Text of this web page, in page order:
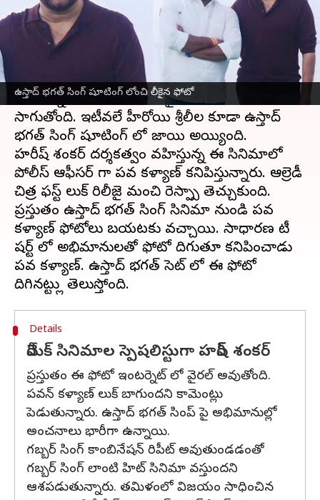
ఉస్తాద్ భగత్ సింగ్ షూటింగ్ లోంచి లీకైన ఫోటో
వ్రాసిన వారు Sriram Pranateja Apr 13, 2023
పవన్ కళ్యాణ్ప్రస్తుతం ఉస్తాద్ భగత్ సింగ్ షూటింగ్
లో ఉన్నారు. తాజాగా మొదలైన షూటింగ్, శరవేగంగా
సాగుతోంది. ఇటీవలే హీరోయిన్ శ్రీలీల కూడా ఉస్తాద్
భగత్ సింగ్ షూటింగ్ లో జాయిన్ అయ్యింది.
హరీష్ శంకర్ దర్శకత్వం వహిస్తున్న ఈ సినిమాలో
పోలీస్ ఆఫీసర్ గా పవన్ కళ్యాణ్ కనిపిస్తున్నారు. ఆల్రెడీ
చిత్ర ఫస్ట్ లుక్ రిలీజై మంచి రెస్పాన్స్ తెచ్చుకుంది.
ప్రస్తుతం ఉస్తాద్ భగత్ సింగ్ సినిమా నుండి పవన్
కళ్యాణ్ ఫోటోలు బయటకు వచ్చాయి. సాధారణ టీ
షర్ట్ లో అభిమానులతో ఫోటో దిగుతూ కనిపించాడు
పవన్ కళ్యాణ్. ఉస్తాద్ భగత్ సెట్ లో ఈ ఫోటో
Details
రీమేక్ సినిమాల స్పెషలిస్టుగా హరీష్ శంకర్
ప్రస్తుతం ఈ ఫోటో ఇంటర్నెట్ లో వైరల్ అవుతోంది.
పవన్ కళ్యాణ్ లుక్ బాగుందని కామెంట్లు
పెడుతున్నారు. ఉస్తాద్ భగత్ సింప్ పై అభిమానుల్లో
అంచనాలు భారీగా ఉన్నాయి.
గబ్బర్ సింగ్ కాంబినేషన్ రిపీట్ అవుతుండడంతో
గబ్బర్ సింగ్ లాంటి హిట్ సినిమా వస్తుందని
ఆశపడుతున్నారు. తమిళంలో విజయం సాధించిన